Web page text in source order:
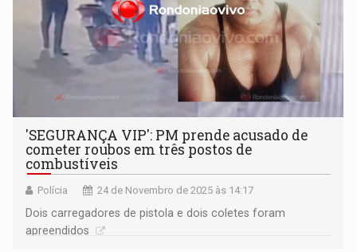
'SEGURANÇA VIP': PM prende acusado de
cometer roubos em três postos de
combustíveis
Polícia 24 de Novembro de 2025 às 14:17
Dois carregadores de pistola e dois coletes foram
apreendidos